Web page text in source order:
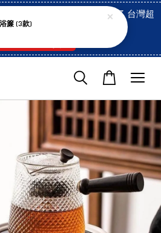
港澳門信用卡付費已經開啓了 台灣超
到付款也是!
簾 (3款)